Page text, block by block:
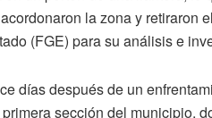
la zona y retiraron
(FGE) para su análisis e
días después de un
sección del municipio,